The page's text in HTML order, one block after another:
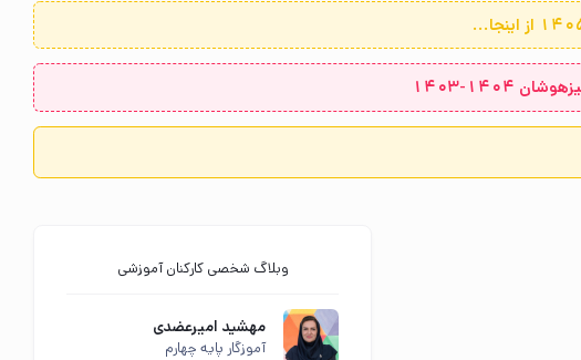
وبلاگ شخصی کارکنان آموزشی
مهشید امیرعضدی
آموزگار پایه چهارم